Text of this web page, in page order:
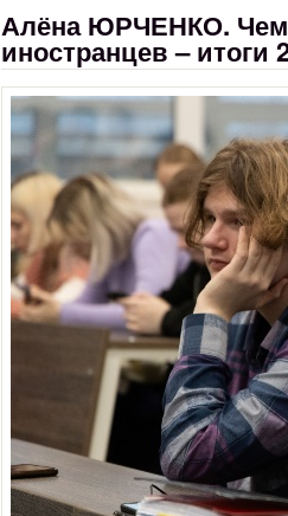
Алёна ЮРЧЕНКО.
иностранцев – итоги